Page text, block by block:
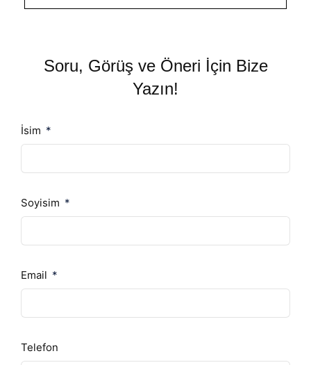
Soru, Görüş ve Öneri İçin Bize
Yazın!
İsim
Soyisim
Email
Telefon